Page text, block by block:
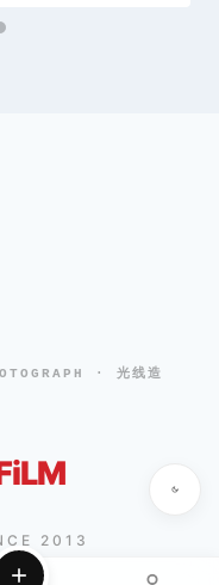
· 光线造
2013